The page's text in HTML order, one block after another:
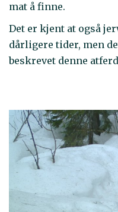
mat å finne.
Det er kjent at også
dårligere tider, men
beskrevet denne